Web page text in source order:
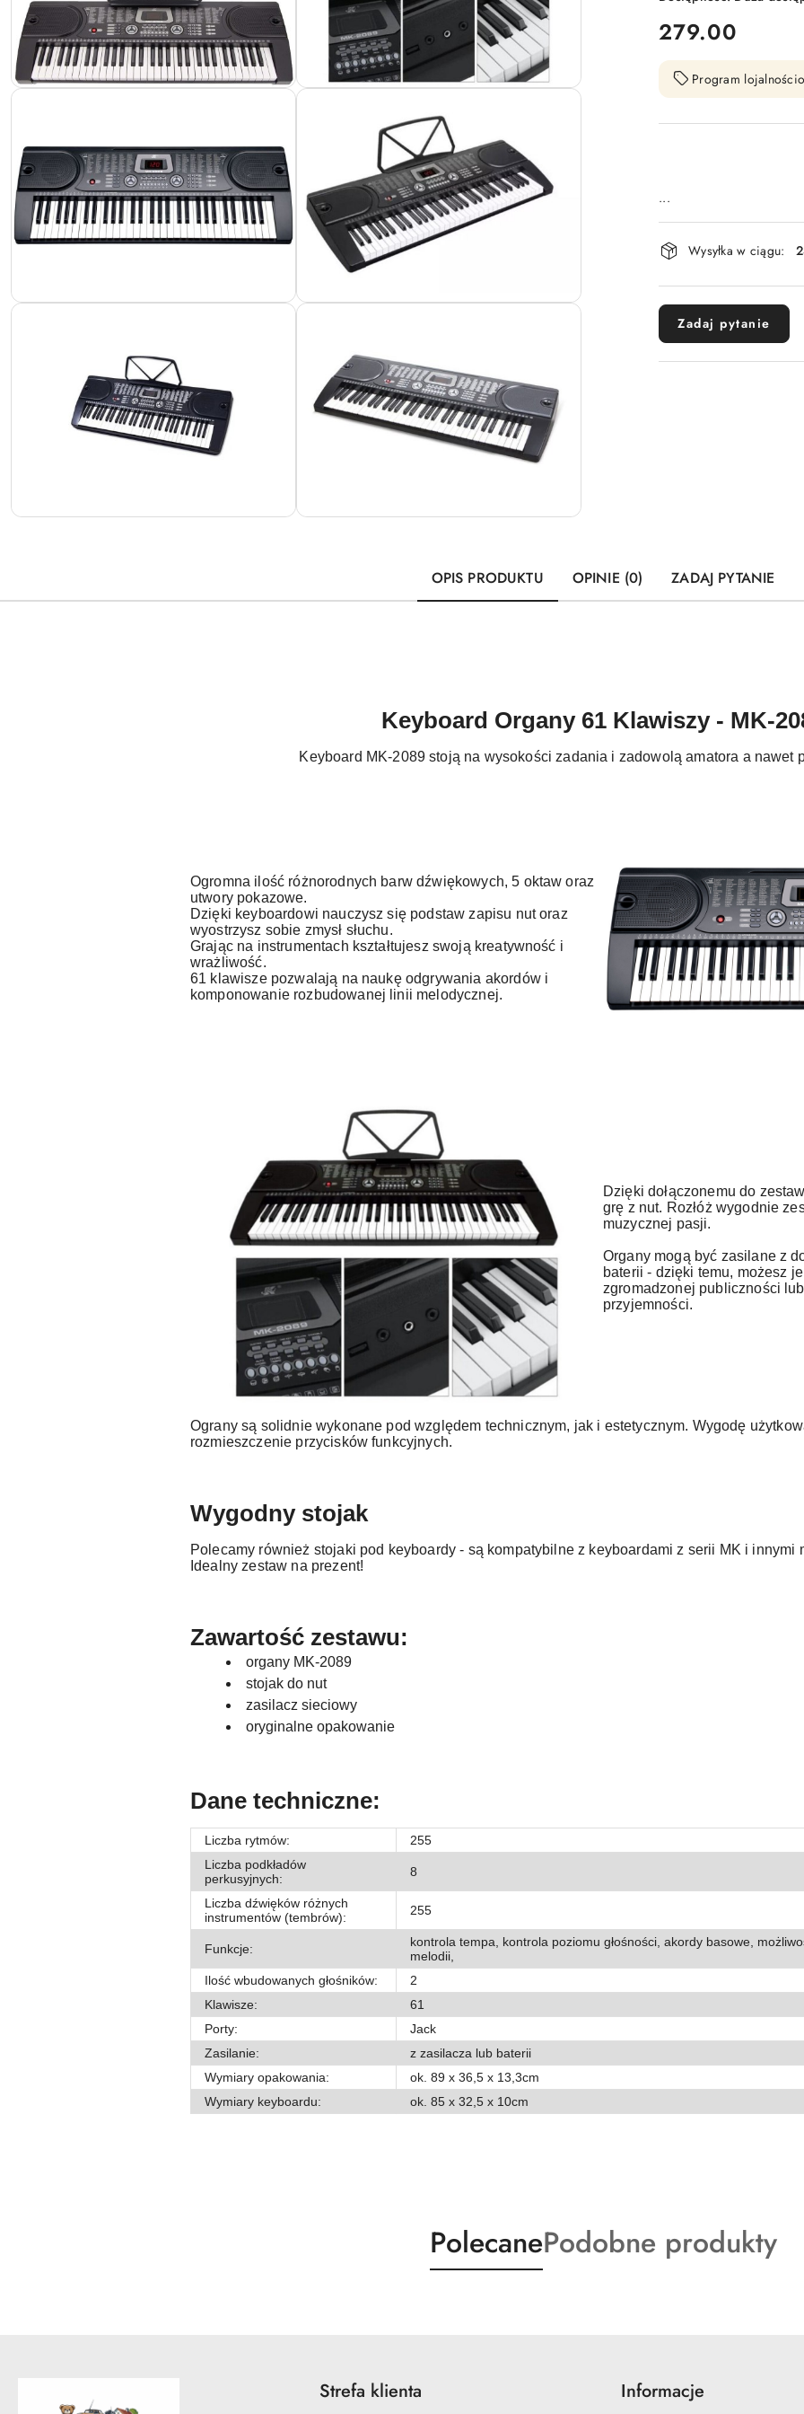
cena:
279.00
Program
...
Dostępność
i
dostawa
Wysyłka w ciągu:
Zadaj pytanie
OPIS PRODUKTU OPINIE (0) ZADAJ PYTANIE
Keyboard Organy 61 Klawiszy - MK-
Keyboard MK-2089 stoją na wysokości zadania i zadowolą amatora a nawet
Ogromna ilość różnorodnych barw dźwiękowych, 5 oktaw oraz
utwory pokazowe.
Dzięki keyboardowi nauczysz się podstaw zapisu nut oraz
wyostrzysz sobie zmysł słuchu.
Grając na instrumentach kształtujesz swoją kreatywność i
wrażliwość.
61 klawisze pozwalają na naukę odgrywania akordów i
komponowanie rozbudowanej linii melodycznej.
Dzięki dołączonemu do
grę z nut. Rozłóż wygodnie
muzycznej pasji.
Organy mogą być zasilane z
baterii - dzięki temu, możesz
zgromadzonej publiczności
przyjemności.
Ograny są solidnie wykonane pod względem technicznym, jak i estetycznym. Wygodę
rozmieszczenie przycisków funkcyjnych.
Wygodny stojak
Polecamy również stojaki pod keyboardy - są kompatybilne z keyboardami z serii MK i innymi
Idealny zestaw na prezent!
Zawartość zestawu:
organy MK-2089
stojak do nut
zasilacz sieciowy
oryginalne opakowanie
Dane techniczne:
Liczba rytmów:
255
Liczba podkładów
perkusyjnych:
8
Liczba dźwięków różnych
instrumentów (tembrów):
255
Funkcje:
kontrola tempa, kontrola poziomu głośności, akordy basowe,
melodii,
Ilość wbudowanych głośników:
2
Klawisze:
61
Porty:
Jack
Zasilanie:
z zasilacza lub baterii
Wymiary opakowania:
ok. 89 x 36,5 x 13,3cm
Wymiary keyboardu:
ok. 85 x 32,5 x 10cm
Produkty
o
PolecaneProdukty
o
Podobne produkty
Strefa klienta Informacje